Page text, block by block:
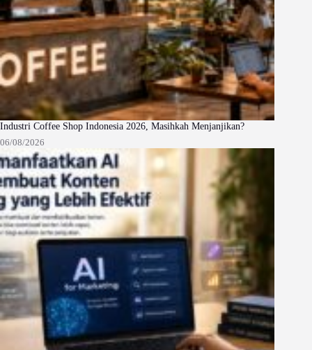
Industri Coffee Shop Indonesia 2026, Masihkah Menjanjikan?
06/08/2026